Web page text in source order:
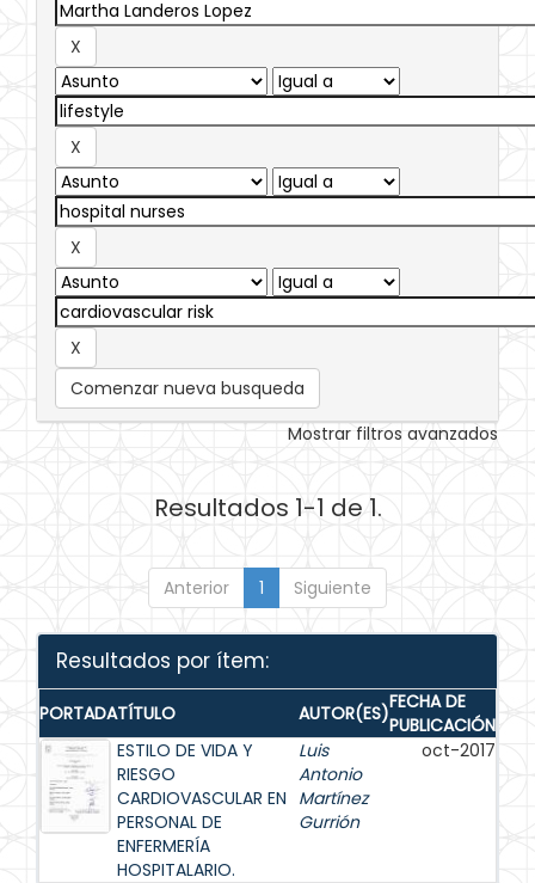
Comenzar nueva busqueda
Mostrar filtros avanzados
Resultados 1-1 de 1.
Anterior 1 Siguiente
Resultados por ítem:
PORTADATÍTULO AUTOR(ES)FECHA DE
PUBLICACIÓN
ESTILO DE VIDA Y
RIESGO
CARDIOVASCULAR EN
PERSONAL DE
ENFERMERÍA
HOSPITALARIO.
Luis
Antonio
Martínez
Gurrión
oct-2017